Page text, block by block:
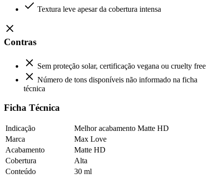
Textura leve apesar da cobertura intensa
Contras
Sem proteção solar, certificação vegana ou cruelty free
Número de tons disponíveis não informado na ficha
técnica
Ficha Técnica
Indicação
Melhor acabamento Matte HD
Marca
Max Love
Acabamento
Matte HD
Cobertura
Alta
Conteúdo
30 ml